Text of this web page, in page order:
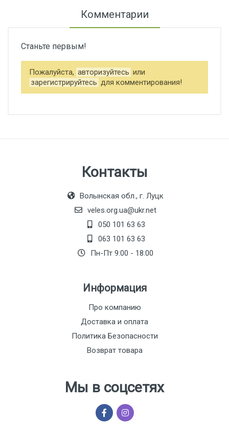
Комментарии
Станьте первым!
Пожалуйста, авторизуйтесь или
зарегистрируйтесь для комментирования!
Контакты
Волынская обл., г. Луцк
veles.org.ua@ukr.net
050 101 63 63
063 101 63 63
Пн-Пт 9:00 - 18:00
Информация
Про компанию
Доставка и оплата
Политика Безопасности
Возврат товара
Мы в соцсетях